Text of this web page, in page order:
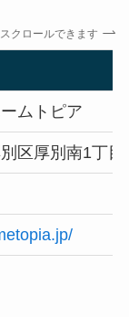
スクロールできます
ムトピア
区厚別南1丁目